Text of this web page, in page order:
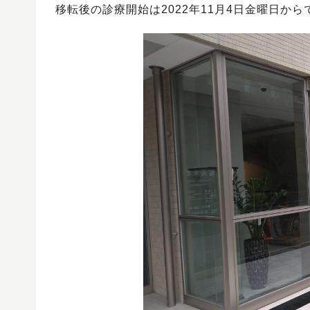
移転後の診療開始は2022年11月4日金曜日から